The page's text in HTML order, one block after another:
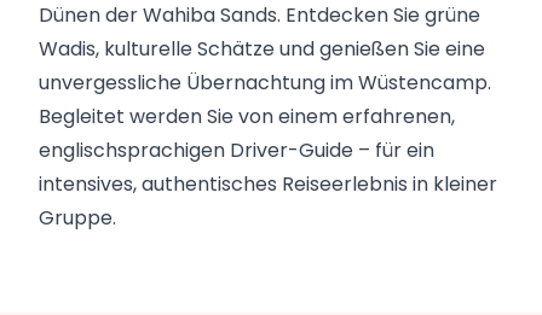
Dünen der Wahiba Sands. Entdecken Sie grüne
Wadis, kulturelle Schätze und genießen Sie eine
unvergessliche Übernachtung im Wüstencamp.
Begleitet werden Sie von einem erfahrenen,
englischsprachigen Driver-Guide – für ein
intensives, authentisches Reiseerlebnis in kleiner
Gruppe.